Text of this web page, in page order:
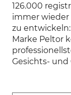
126.000
immer wieder
zu
Marke Peltor
Gesichts- und